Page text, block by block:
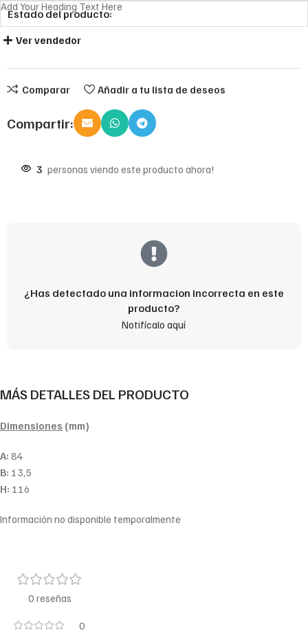
Estado del producto:
Add Your Heading Text Here
Ver vendedor
Comparar Añadir a tu lista de deseos
Compartir:
3 personas viendo este producto ahora!
¿Has detectado una informacion incorrecta en este
producto?
Notifícalo aquí
MÁS DETALLES DEL PRODUCTO
Dimensiones (mm)
A: 84
B: 13,5
H: 116
Información no disponible temporalmente
0 reseñas
0